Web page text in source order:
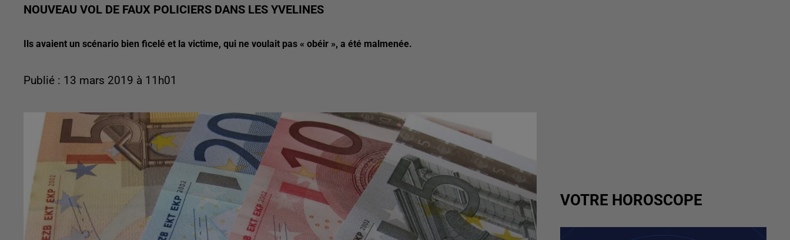
NOUVEAU VOL DE FAUX POLICIERS DANS LES YVELINES
Ils avaient un scénario bien ficelé et la victime, qui ne voulait pas « obéir », a été malmenée.
Publié : 13 mars 2019 à 11h01
VOTRE HOROSCOPE